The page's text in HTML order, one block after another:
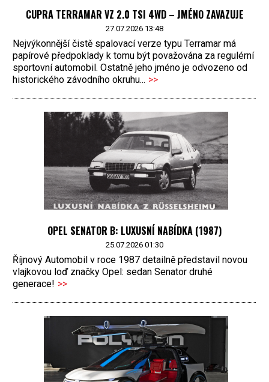
CUPRA TERRAMAR VZ 2.0 TSI 4WD – JMÉNO ZAVAZUJE
27.07.2026 13:48
Nejvýkonnější čistě spalovací verze typu Terramar má
papírové předpoklady k tomu být považována za regulérní
sportovní automobil. Ostatně jeho jméno je odvozeno od
historického závodního okruhu... >>
OPEL SENATOR B: LUXUSNÍ NABÍDKA (1987)
25.07.2026 01:30
Říjnový Automobil v roce 1987 detailně představil novou
vlajkovou loď značky Opel: sedan Senator druhé
generace! >>